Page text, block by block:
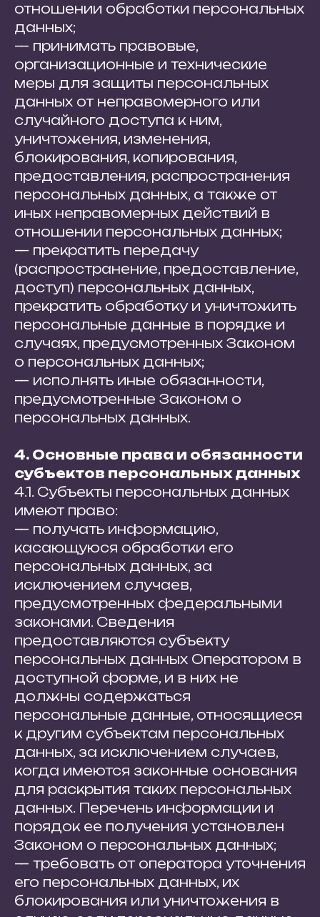
отношении обработки персональных
данных;
— принимать правовые,
организационные и технические
меры для защиты персональных
данных от неправомерного или
случайного доступа к ним,
уничтожения, изменения,
блокирования, копирования,
предоставления, распространения
персональных данных, а также от
иных неправомерных действий в
отношении персональных данных;
— прекратить передачу
(распространение, предоставление,
доступ) персональных данных,
прекратить обработку и уничтожить
персональные данные в порядке и
случаях, предусмотренных Законом
о персональных данных;
— исполнять иные обязанности,
предусмотренные Законом о
персональных данных.
4. Основные права и обязанности
субъектов персональных данных
4.1. Субъекты персональных данных
имеют право:
— получать информацию,
касающуюся обработки его
персональных данных, за
исключением случаев,
предусмотренных федеральными
законами. Сведения
предоставляются субъекту
персональных данных Оператором в
доступной форме, и в них не
должны содержаться
персональные данные, относящиеся
к другим субъектам персональных
данных, за исключением случаев,
когда имеются законные основания
для раскрытия таких персональных
данных. Перечень информации и
порядок ее получения установлен
Законом о персональных данных;
— требовать от оператора уточнения
его персональных данных, их
блокирования или уничтожения в